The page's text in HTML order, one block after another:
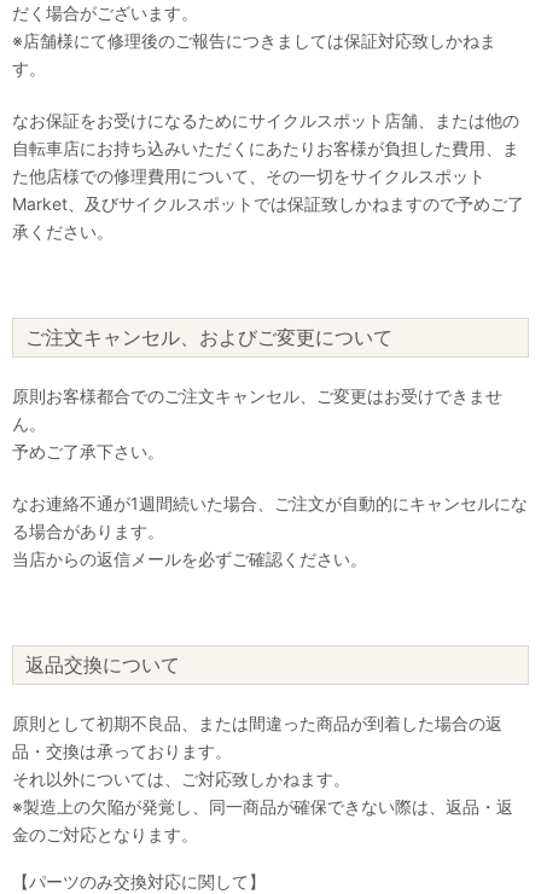
だく場合がございます。
※店舗様にて修理後のご報告につきましては保証対応致しかねま
す。
なお保証をお受けになるためにサイクルスポット店舗、または他の
自転車店にお持ち込みいただくにあたりお客様が負担した費用、ま
た他店様での修理費用について、その一切をサイクルスポット
Market、及びサイクルスポットでは保証致しかねますので予めご了
承ください。
ご注文キャンセル、およびご変更について
原則お客様都合でのご注文キャンセル、ご変更はお受けできませ
ん。
予めご了承下さい。
なお連絡不通が1週間続いた場合、ご注文が自動的にキャンセルにな
る場合があります。
当店からの返信メールを必ずご確認ください。
返品交換について
原則として初期不良品、または間違った商品が到着した場合の返
品・交換は承っております。
それ以外については、ご対応致しかねます。
※製造上の欠陥が発覚し、同一商品が確保できない際は、返品・返
金のご対応となります。
【パーツのみ交換対応に関して】